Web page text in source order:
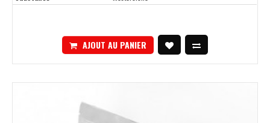
AJOUT AU PANIER